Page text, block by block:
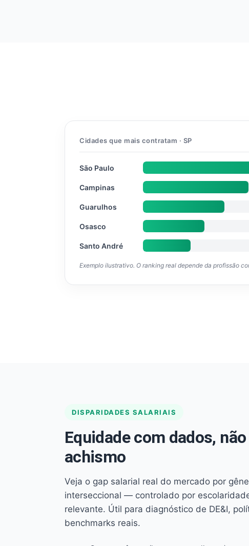
Cidades que mais contratam · SP
São Paulo
Campinas
Guarulhos
Osasco
Santo André
Exemplo ilustrativo. O ranking real depende da profissão
DISPARIDADES SALARIAIS
Equidade com dados,
achismo
Veja o gap salarial real do mercado por
interseccional — controlado por
relevante. Útil para diagnóstico de DE&I,
benchmarks reais.